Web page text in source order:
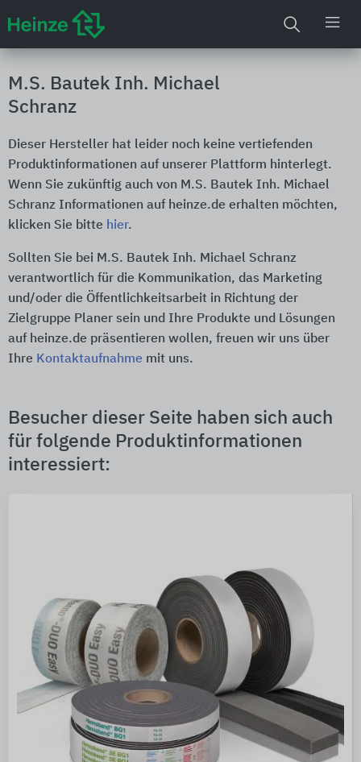
M.S. Bautek Inh. Michael
Schranz
Dieser Hersteller hat leider noch keine vertiefenden
Produktinformationen auf unserer Plattform hinterlegt.
Wenn Sie zukünftig auch von M.S. Bautek Inh. Michael
Schranz Informationen auf heinze.de erhalten möchten,
klicken Sie bitte hier.
Sollten Sie bei M.S. Bautek Inh. Michael Schranz
verantwortlich für die Kommunikation, das Marketing
und/oder die Öffentlichkeitsarbeit in Richtung der
Zielgruppe Planer sein und Ihre Produkte und Lösungen
auf heinze.de präsentieren wollen, freuen wir uns über
Ihre Kontaktaufnahme mit uns.
Besucher dieser Seite haben sich auch
für folgende Produktinformationen
interessiert: